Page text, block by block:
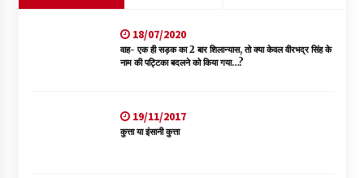
18/07/2020
वाह- एक ही सड़क का 2 बार शिलान्यास, तो क्या केवल वीरभद्र सिंह के
नाम की पट्टिका बदलने को किया गया…?
19/11/2017
कुत्ता या इंसानी कुत्ता